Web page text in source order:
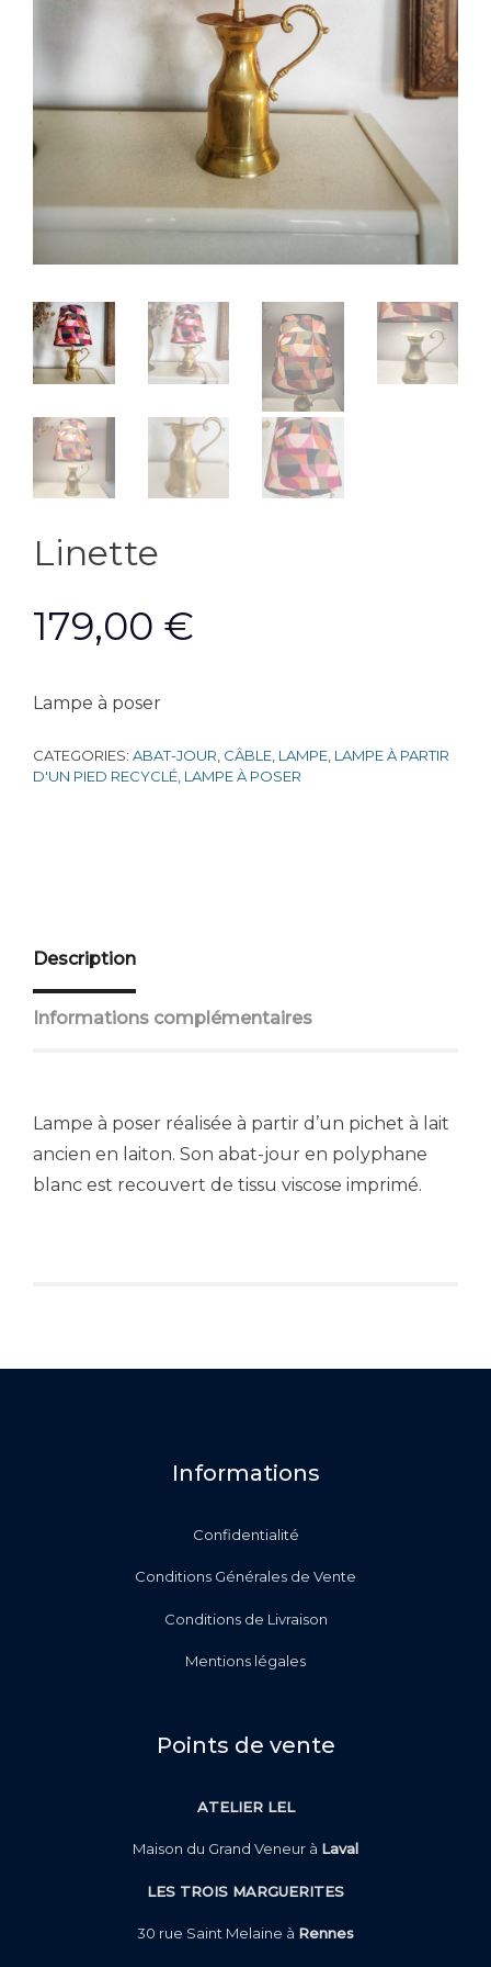
Linette
179,00 €
Lampe à poser
CATEGORIES: ABAT-JOUR CÂBLE LAMPE LAMPE À PARTIR
D'UN PIED RECYCLÉ LAMPE À POSER
Description
Informations complémentaires
Lampe à poser réalisée à partir d’un pichet à lait
ancien en laiton. Son abat-jour en polyphane
blanc est recouvert de tissu viscose imprimé.
Informations
Confidentialité
Conditions Générales de Vente
Conditions de Livraison
Mentions légales
Points de vente
ATELIER LEL
Maison du Grand Veneur à Laval
LES TROIS MARGUERITES
30 rue Saint Melaine à Rennes